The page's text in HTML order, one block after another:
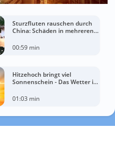
Sturzfluten rauschen durch
China: Schäden in mehreren
00:59 min
Hitzehoch bringt viel
Sonnenschein - Das Wetter in
01:03 min